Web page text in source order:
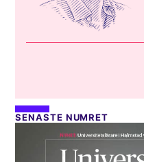
SENASTE NUMRET